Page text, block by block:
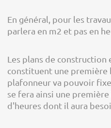
En général, pour les
parlera en m2 et pas en
Les plans de
constituent une première
plafonneur va pouvoir
se fera ainsi une
d'heures dont il aura